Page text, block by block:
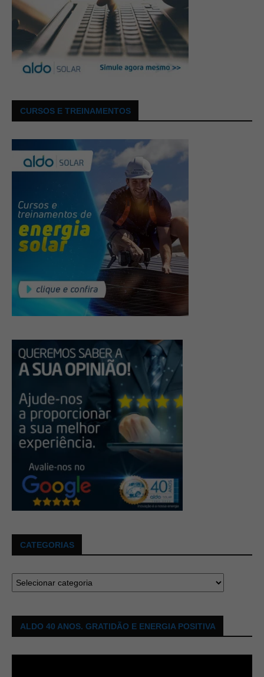
CURSOS E TREINAMENTOS
CATEGORIAS
ALDO 40 ANOS. GRATIDÃO E ENERGIA POSITIVA